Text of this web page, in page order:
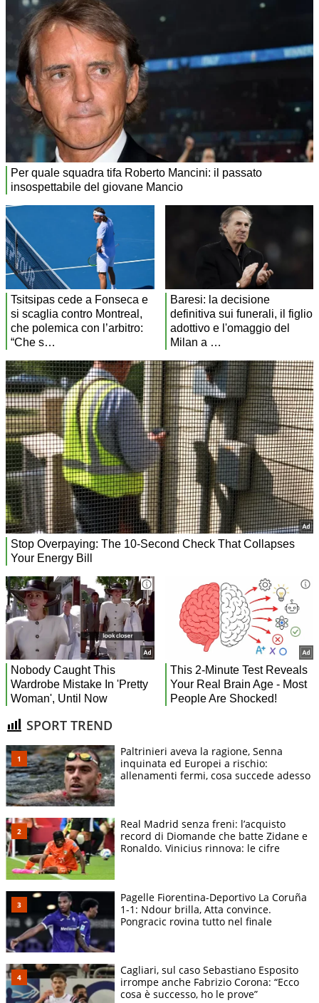
SPORT TREND
Paltrinieri aveva la ragione, Senna
inquinata ed Europei a rischio:
allenamenti fermi, cosa succede adesso
Real Madrid senza freni: l’acquisto
record di Diomande che batte Zidane e
Ronaldo. Vinicius rinnova: le cifre
Pagelle Fiorentina-Deportivo La Coruña
1-1: Ndour brilla, Atta convince.
Pongracic rovina tutto nel finale
Cagliari, sul caso Sebastiano Esposito
irrompe anche Fabrizio Corona: “Ecco
cosa è successo, ho le prove”